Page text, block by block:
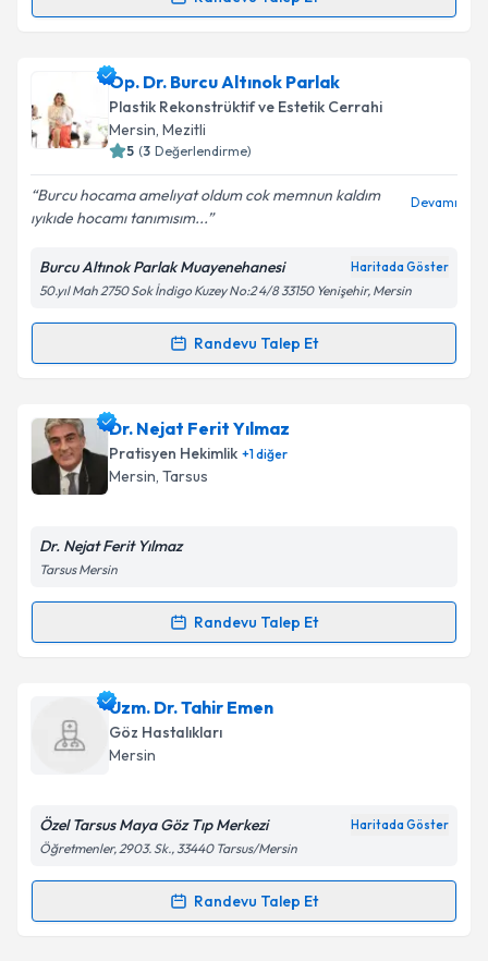
Randevu Takvimi Talebi
Op. Dr. Mehmet Doğaniçin randevu takvimi talebi
oluşturun. Size bu uzmandan randevu almanız için bir
takvim hazırlandığında e-posta ile bilgilendireceğiz.
Kişisel verilerimin işlenmesine ilişkin
Aydınlatma
Metni'ni okudum ve kişisel verilerimin belirtilen
kapsamda işlenmesini kabul ediyorum.
Op. Dr. Burcu Altınok Parlak
Plastik Rekonstrüktif ve Estetik Cerrahi
Mersin, Mezitli
5 (3 Değerlendirme)
Burcu hocama amelıyat oldum cok memnun kaldım
ıyıkıde hocamı tanımısım...
Devamı
Burcu Altınok Parlak Muayenehanesi Haritada Göster
50.yıl Mah 2750 Sok İndigo Kuzey No:2 4/8 33150 Yenişehir, Mersin
Randevu Talep Et
Randevu Takvimi Talebi
Op. Dr. Burcu Altınok Parlakiçin randevu takvimi
talebi oluşturun. Size bu uzmandan randevu almanız
için bir takvim hazırlandığında e-posta ile
bilgilendireceğiz.
Kişisel verilerimin işlenmesine ilişkinAydınlatma
kapsamda işlenmesini kabul ediyorum.
Dr. Nejat Ferit Yılmaz
Pratisyen Hekimlik +1diğer
Mersin, Tarsus
Dr. Nejat Ferit Yılmaz
Tarsus Mersin
Randevu Talep Et
Randevu Takvimi Talebi
Dr. Nejat Ferit Yılmaziçin randevu takvimi talebi
oluşturun. Size bu uzmandan randevu almanız için bir
takvim hazırlandığında e-posta ile bilgilendireceğiz.
Kişisel verilerimin işlenmesine ilişkin
Metni'ni okudum ve kişisel verilerimin belirtilen
Uzm. Dr. Tahir Emen
Göz Hastalıkları
Mersin
Özel Tarsus Maya Göz Tıp Merkezi Haritada Göster
Öğretmenler, 2903. Sk., 33440 Tarsus/Mersin
Randevu Talep Et
Randevu Takvimi Talebi